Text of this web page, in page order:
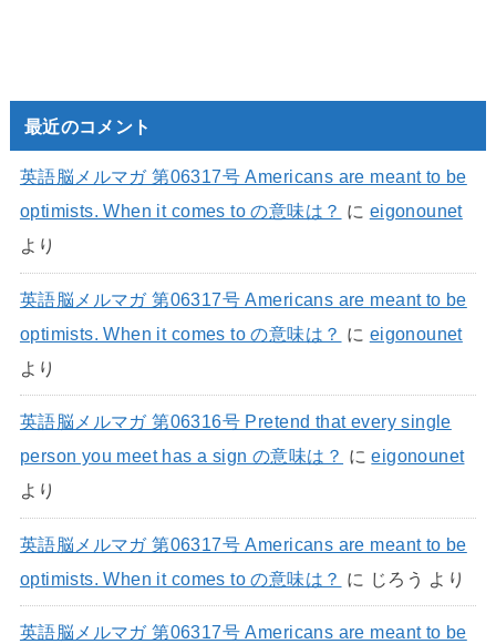
最近のコメント
英語脳メルマガ 第06317号 Americans are meant to be
optimists. When it comes to の意味は？ に eigonounet
より
英語脳メルマガ 第06317号 Americans are meant to be
optimists. When it comes to の意味は？ に eigonounet
より
英語脳メルマガ 第06316号 Pretend that every single
person you meet has a sign の意味は？ にeigonounet
より
英語脳メルマガ 第06317号 Americans are meant to be
optimists. When it comes to の意味は？ に じろう より
英語脳メルマガ 第06317号 Americans are meant to be